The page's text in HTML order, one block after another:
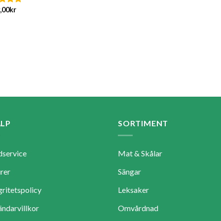
kr
SORTIMENT
Mat & Skålar
Sängar
Leksaker
Omvårdnad